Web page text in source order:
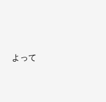
よって